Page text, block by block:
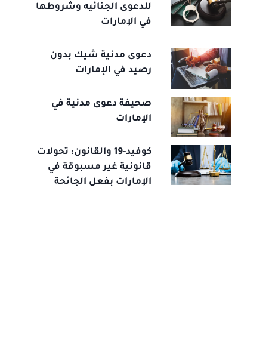
للدعوى الجنائيه وشروطها
في الإمارات
دعوى مدنية شيك بدون
رصيد في الإمارات
صحيفة دعوى مدنية في
الإمارات
كوفيد-19 والقانون: تحولات
قانونية غير مسبوقة في
الإمارات بفعل الجائحة